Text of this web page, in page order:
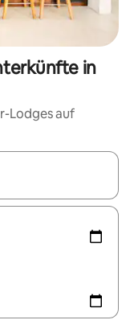
in
Lodges auf
mit den